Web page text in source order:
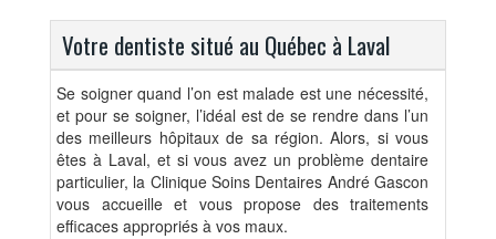
Votre dentiste situé au Québec à Laval
Se soigner quand l’on est malade est une nécessité,
et pour se soigner, l’idéal est de se rendre dans l’un
des meilleurs hôpitaux de sa région. Alors, si vous
êtes à Laval, et si vous avez un problème dentaire
particulier, la Clinique Soins Dentaires André Gascon
vous accueille et vous propose des traitements
efficaces appropriés à vos maux.